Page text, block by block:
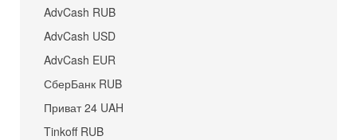
AdvCash RUB
AdvCash USD
AdvCash EUR
СберБанк RUB
Приват 24 UAH
Tinkoff RUB